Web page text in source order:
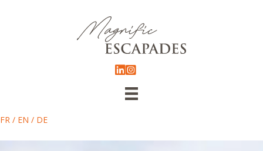
FR / EN / DE